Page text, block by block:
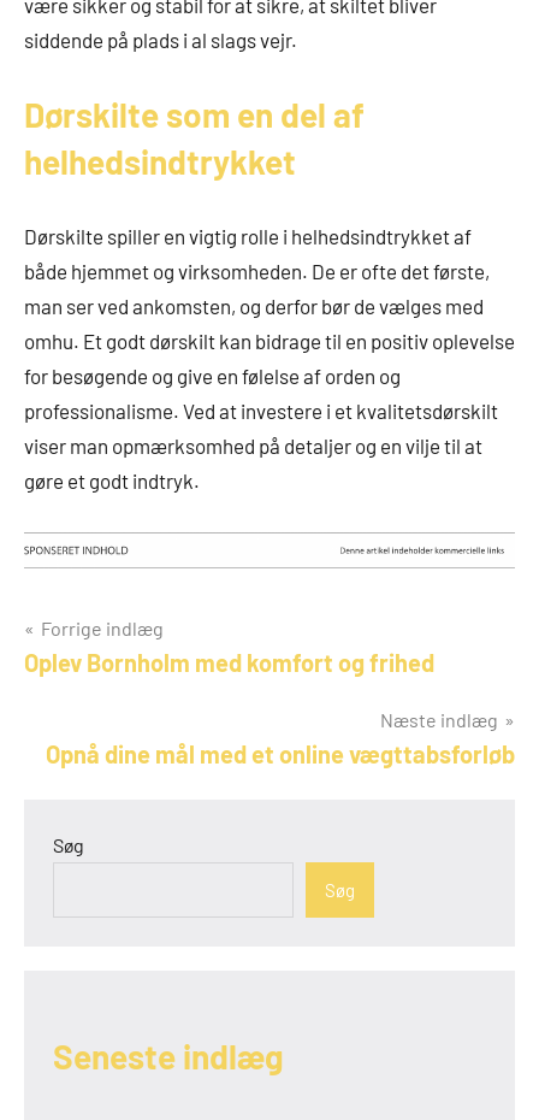
være sikker og stabil for at sikre, at skiltet bliver
siddende på plads i al slags vejr.
Dørskilte som en del af
helhedsindtrykket
Dørskilte spiller en vigtig rolle i helhedsindtrykket af
både hjemmet og virksomheden. De er ofte det første,
man ser ved ankomsten, og derfor bør de vælges med
omhu. Et godt dørskilt kan bidrage til en positiv oplevelse
for besøgende og give en følelse af orden og
professionalisme. Ved at investere i et kvalitetsdørskilt
viser man opmærksomhed på detaljer og en vilje til at
gøre et godt indtryk.
Indlægsnavigation
Forrige indlæg
Oplev Bornholm med komfort og frihed
Næste indlæg
Opnå dine mål med et online vægttabsforløb
Søg
Søg
Seneste indlæg